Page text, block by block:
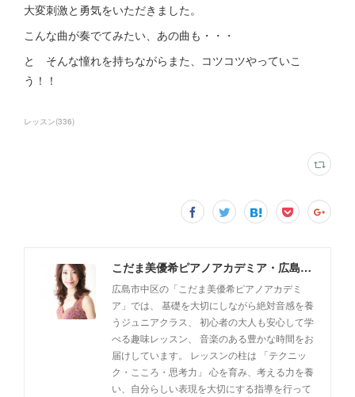
大変刺激と勇気をいただきました。
こんな曲が奏でてみたい、あの曲も・・・
と そんな憧れを持ちながらまた、コツコツやっていこ
う！！
レッスン(336)
こだま美優希ピアノアカデミア・広島市中区
広島市中区の「こだま美優希ピアノアカデミ
ア」では、 基礎を大切にしながら絶対音感を養
うジュニアクラス、 初心者の大人も安心して学
べる趣味レッスン、 音楽のある豊かな時間をお
届けしています。 レッスンの柱は 「テクニッ
ク・こころ・思考力」 心を育み、考える力を養
い、自分らしい表現を大切にする指導を行って